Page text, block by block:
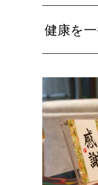
健康を